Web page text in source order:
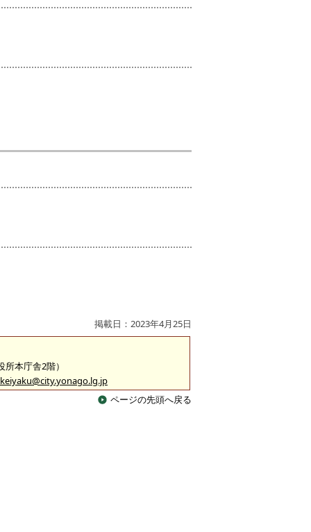
掲載日：2023年4月25日
本庁舎2階）
keiyaku@city.yonago.lg.jp
ページの先頭へ戻る